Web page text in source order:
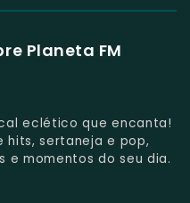
Planeta FM
eclético que encanta!
hits, sertaneja e pop,
momentos do seu dia.